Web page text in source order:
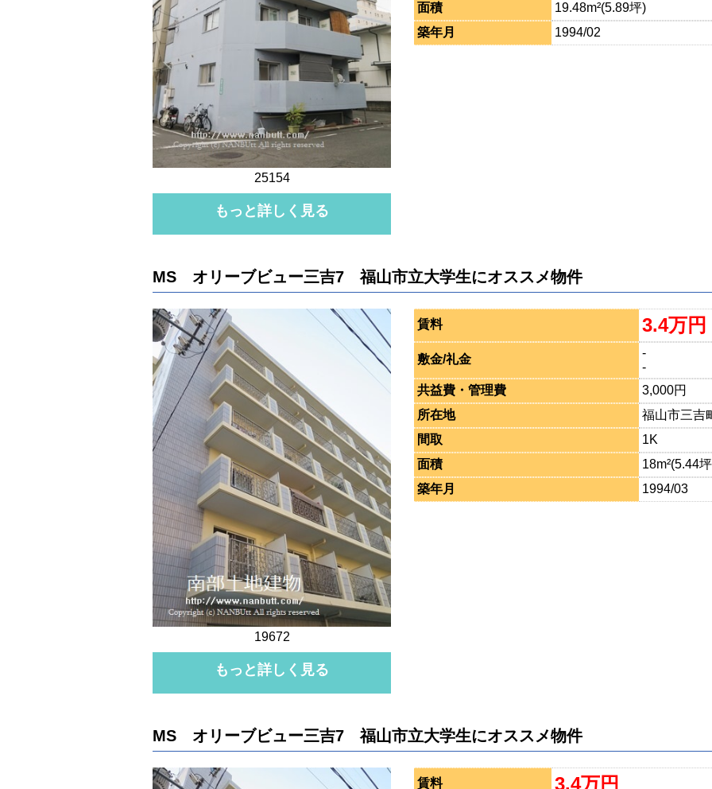
25154
もっと詳しく見る
面積
19.48m²(5.89坪)
築年月
1994/02
MS オリーブビュー三吉7 福山市立大学生にオススメ物件
19672
もっと詳しく見る
賃料 3.4万円
敷金/礼金
-
-
共益費・管理費
3,000円
所在地
福山市三吉
間取
1K
面積
18m²(5.44
築年月
1994/03
MS オリーブビュー三吉7 福山市立大学生にオススメ物件
賃料 3.4万円